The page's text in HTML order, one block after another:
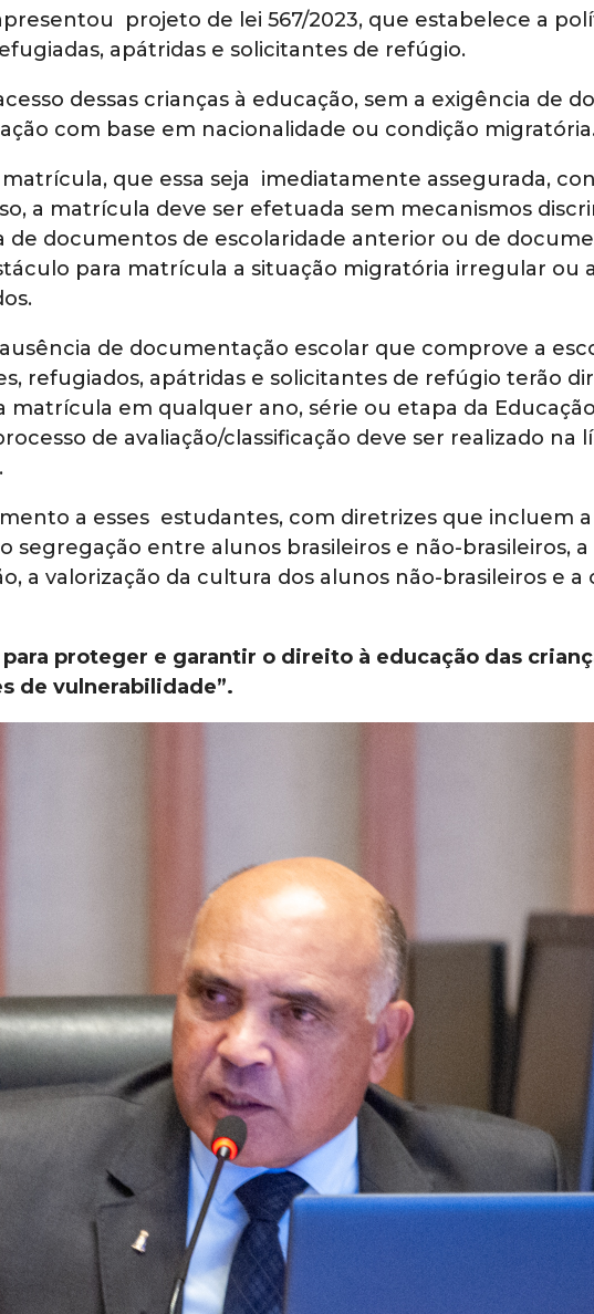
projeto de lei 567/2023, que estabelece a
apátridas e solicitantes de refúgio.
dessas crianças à educação, sem a exigência de
com base em nacionalidade ou condição
que essa seja imediatamente assegurada,
a matrícula deve ser efetuada sem mecanismos
documentos de escolaridade anterior ou de
para matrícula a situação migratória irregular ou
de documentação escolar que comprove a
refugiados, apátridas e solicitantes de refúgio terão
matrícula em qualquer ano, série ou etapa da
de avaliação/classificação deve ser realizado
a esses estudantes, com diretrizes que incluem
segregação entre alunos brasileiros e não-brasileiros,
a valorização da cultura dos alunos não-brasileiros e
proteger e garantir o direito à educação das
de vulnerabilidade”.